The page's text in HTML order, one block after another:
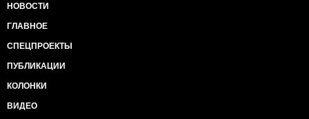
НОВОСТИ
ГЛАВНОЕ
СПЕЦПРОЕКТЫ
ПУБЛИКАЦИИ
КОЛОНКИ
ВИДЕО